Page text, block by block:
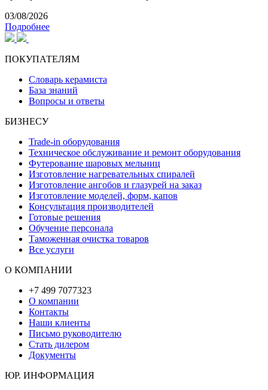
03/08/2026
Подробнее
ПОКУПАТЕЛЯМ
Словарь керамиста
База знаний
Вопросы и ответы
БИЗНЕСУ
Trade-in оборудования
Техническое обслуживание и ремонт оборудования
Футерование шаровых мельниц
Изготовление нагревательных спиралей
Изготовление ангобов и глазурей на заказ
Изготовление моделей, форм, капов
Консультация производителей
Готовые решения
Обучение персонала
Таможенная очистка товаров
Все услуги
О КОМПАНИИ
+7 499 7077323
О компании
Контакты
Наши клиенты
Письмо руководителю
Стать дилером
Документы
ЮР. ИНФОРМАЦИЯ